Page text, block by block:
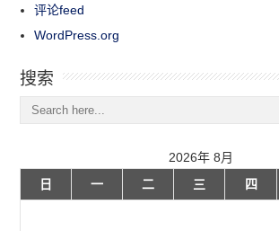
评论feed
WordPress.org
搜索
2026年 8月
日
一 二 三 四